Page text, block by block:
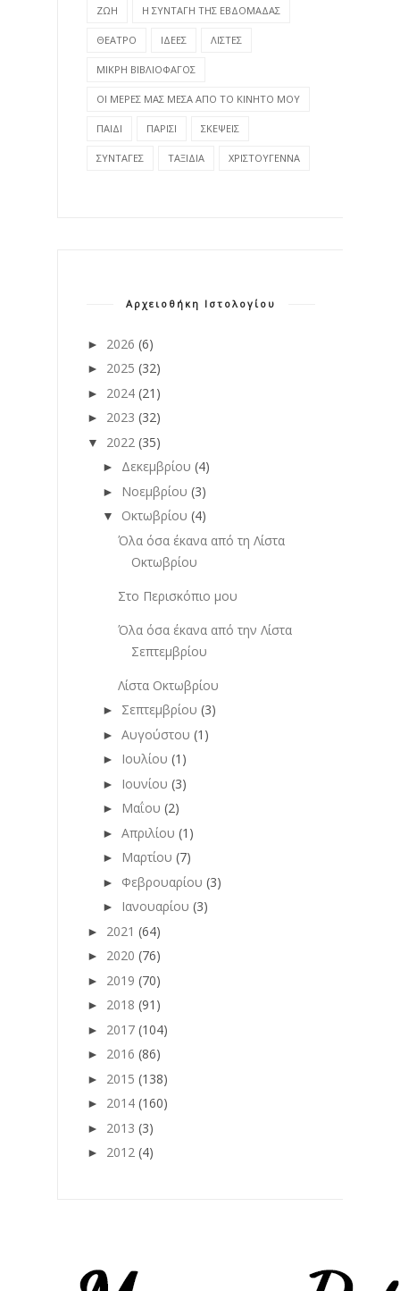
ΖΩΗ Η ΣΥΝΤΑΓΗ ΤΗΣ ΕΒΔΟΜΑΔΑΣ
ΘΕΑΤΡΟ ΙΔΕΕΣ ΛΙΣΤΕΣ
ΜΙΚΡΗ ΒΙΒΛΙΟΦΑΓΟΣ
ΟΙ ΜΕΡΕΣ ΜΑΣ ΜΕΣΑ ΑΠΟ ΤΟ ΚΙΝΗΤΟ ΜΟΥ
ΠΑΙΔΙ ΠΑΡΙΣΙ ΣΚΕΨΕΙΣ
ΣΥΝΤΑΓΕΣ ΤΑΞΙΔΙΑ ΧΡΙΣΤΟΥΓΕΝΝΑ
Αρχειοθήκη Ιστολογίου
► 2026 (6)
► 2025 (32)
► 2024 (21)
► 2023 (32)
▼ 2022 (35)
► Δεκεμβρίου (4)
► Νοεμβρίου (3)
▼ Οκτωβρίου (4)
Όλα όσα έκανα από τη Λίστα
Οκτωβρίου
Στο Περισκόπιο μου
Όλα όσα έκανα από την Λίστα
Σεπτεμβρίου
Λίστα Οκτωβρίου
► Σεπτεμβρίου (3)
► Αυγούστου (1)
► Ιουλίου (1)
► Ιουνίου (3)
► Μαΐου (2)
► Απριλίου (1)
► Μαρτίου (7)
► Φεβρουαρίου (3)
► Ιανουαρίου (3)
► 2021 (64)
► 2020 (76)
► 2019 (70)
► 2018 (91)
► 2017 (104)
► 2016 (86)
► 2015 (138)
► 2014 (160)
► 2013 (3)
► 2012 (4)